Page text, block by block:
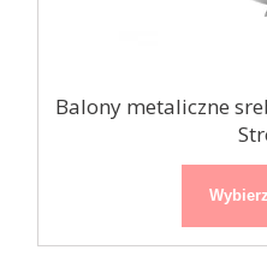
Balony metaliczne